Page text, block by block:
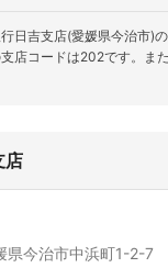
日吉支店(愛媛県今治市)
店コードは202です。
また
店
今治市中浜町1-2-7